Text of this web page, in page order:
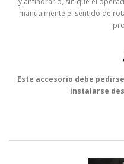
manualmente el sentido de
Este accesorio debe
instalarse